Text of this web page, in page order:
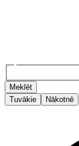
Meklēt
Tuvākie
Nākotnē